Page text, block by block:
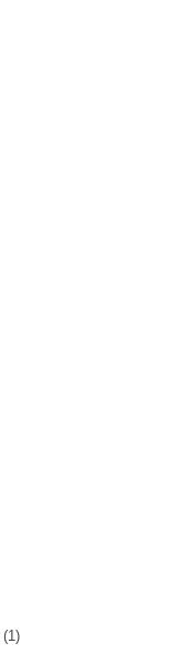
(1)